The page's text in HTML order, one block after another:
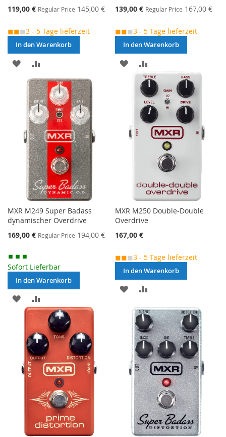
Special
119,00 € Regular Price 145,00 €
◼◼◼3 - 5 Tage lieferzeit
In den Warenkorb
MERKEN
VERGLEICHSLISTE
HINZUFÜGEN
Special
139,00 € Regular Price 167,00 €
◼◼◼3 - 5 Tage lieferzeit
In den Warenkorb
MERKEN
VERGLEICHSLISTE
HINZUFÜGEN
MXR M249 Super Badass
dynamischer Overdrive
Special
Price
169,00 € Regular Price 194,00 €
Sofort Lieferbar
In den Warenkorb
MERKEN
VERGLEICHSLISTE
HINZUFÜGEN
MXR M250 Double-Double
Overdrive
167,00 €
◼◼◼3 - 5 Tage lieferzeit
In den Warenkorb
MERKEN
VERGLEICHSLISTE
HINZUFÜGEN